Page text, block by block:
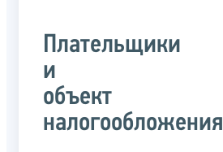
Плательщики
и
объект
налогообложения